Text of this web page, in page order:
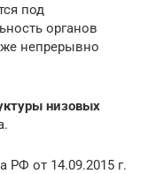
под
органов
непрерывно
низовых
РФ от 14.09.2015 г.